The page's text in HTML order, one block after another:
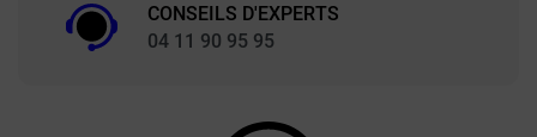
CONSEILS D'EXPERTS
04 11 90 95 95